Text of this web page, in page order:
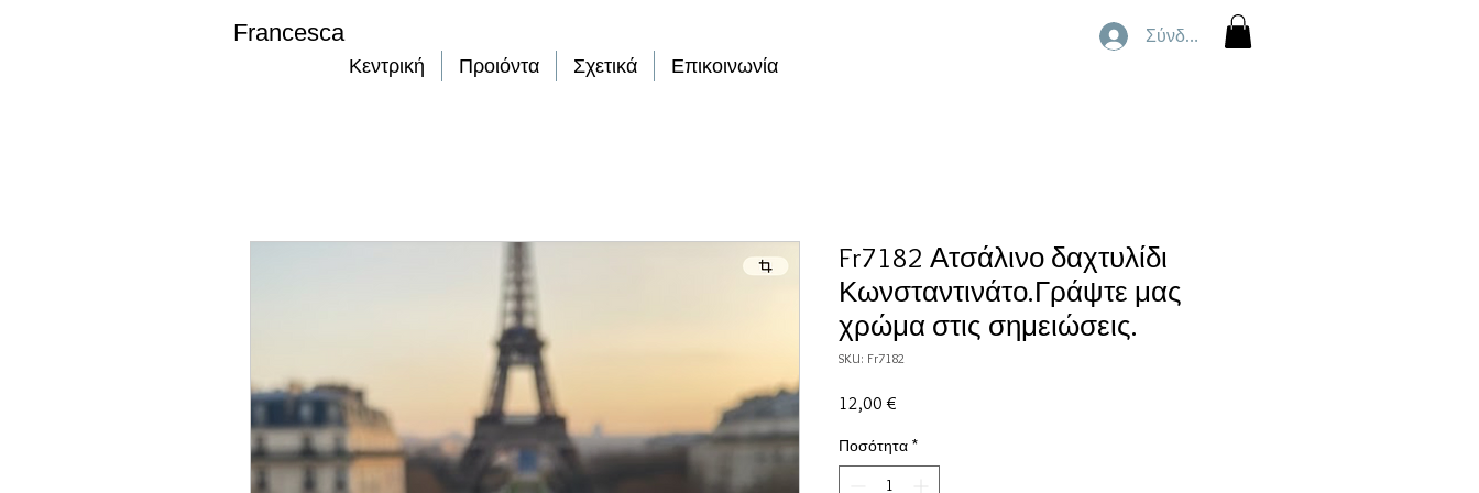
Κεντρική Προιόντα Σχετικά Επικοινωνία
Σύνδεση
Fr7182 Ατσάλινο δαχτυλίδι
Κωνσταντινάτο.Γράψτε μας
χρώμα στις σημειώσεις.
SKU: Fr7182
12,00 €
Ποσότητα *
Francesca